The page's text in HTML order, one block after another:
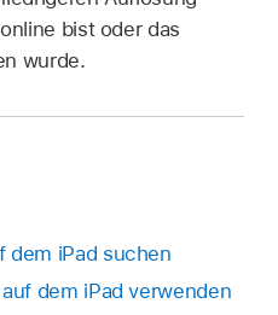
bist oder das
wurde.
dem iPad suchen
dem iPad verwenden